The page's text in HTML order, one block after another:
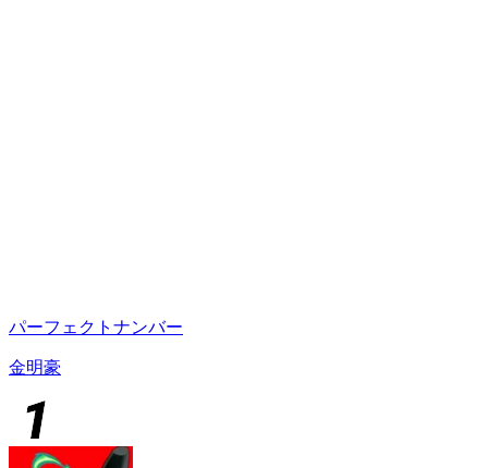
パーフェクトナンバー
金明豪